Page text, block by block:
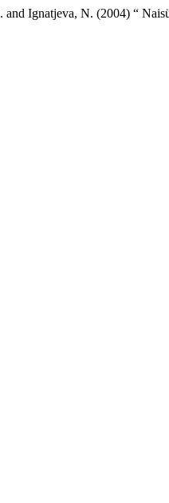
Ignatjeva, N. (2004) “